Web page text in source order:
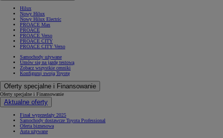
Hilux
Nowy Hilux
Nowy Hilux Electric
PROACE Max
PROACE
PROACE Verso
PROACE CITY
PROACE CITY Verso
Samochody używane
Umów się na jazdę testową
Zobacz wszystkie cenniki
Konfiguruj swoją Toyotę
Oferty specjalne i Finansowanie
Oferty specjalne i Finansowanie
Aktualne oferty
Finał wyprzedaży 2025
Samochody dostawcze Toyota Professional
Oferta biznesowa
Auta używane